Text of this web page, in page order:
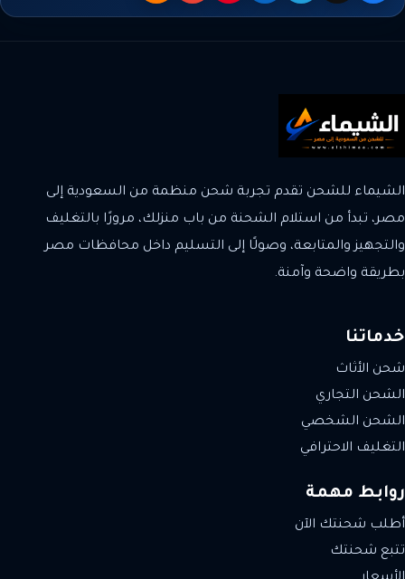
الشيماء للشحن تقدم تجربة شحن منظمة من السعودية إلى
مصر، تبدأ من استلام الشحنة من باب منزلك، مرورًا بالتغليف
والتجهيز والمتابعة، وصولًا إلى التسليم داخل محافظات مصر
بطريقة واضحة وآمنة.
خدماتنا
شحن الأثاث
الشحن التجاري
الشحن الشخصي
التغليف الاحترافي
روابط مهمة
أطلب شحنتك الآن
تتبع شحنتك